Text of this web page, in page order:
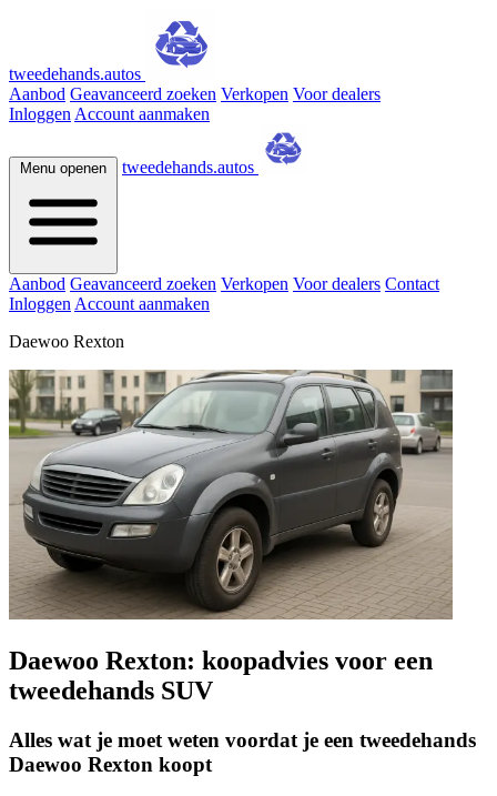
tweedehands.autos
Aanbod Geavanceerd zoeken Verkopen Voor dealers
Inloggen Account aanmaken
Menu openen tweedehands.autos
Aanbod Geavanceerd zoeken Verkopen Voor dealers Contact
Inloggen Account aanmaken
Daewoo Rexton
Daewoo Rexton: koopadvies voor een
tweedehands SUV
Alles wat je moet weten voordat je een tweedehands
Daewoo Rexton koopt